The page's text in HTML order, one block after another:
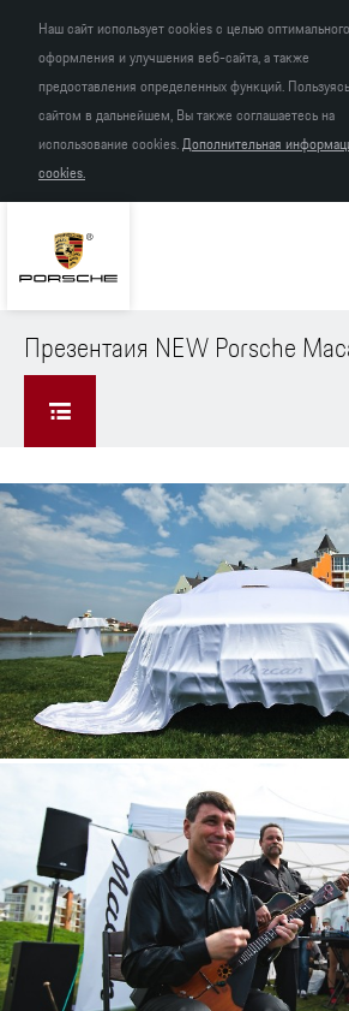
Наш сайт использует cookies с целью оптимального
оформления и улучшения веб-сайта, а также
предоставления определенных функций.
сайтом в дальнейшем, Вы также соглашаетесь на
использование cookies.Дополнительная
cookies.
Презентаия NEW Porsche